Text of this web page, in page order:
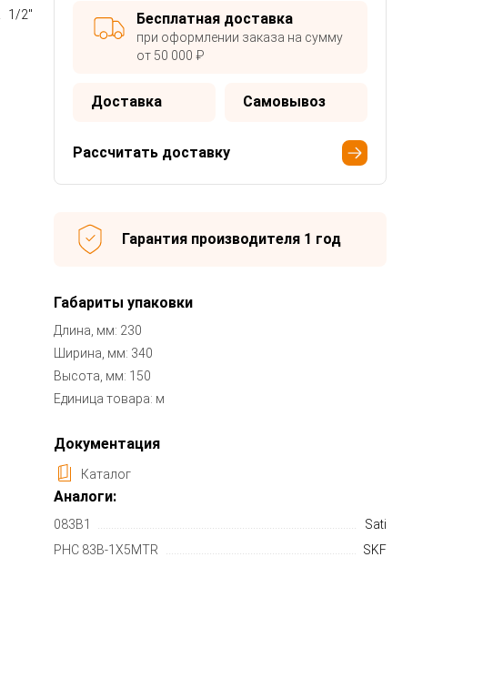
1/2" Бесплатная доставка
при оформлении заказа на сумму
от 50 000 ₽
Доставка Самовывоз
Рассчитать доставку
Гарантия производителя 1 год
Габариты упаковки
Длина, мм: 230
Ширина, мм: 340
Высота, мм: 150
Единица товара: м
Документация
Каталог
Аналоги:
083B1
Sati
PHC 83B-1X5MTR
SKF